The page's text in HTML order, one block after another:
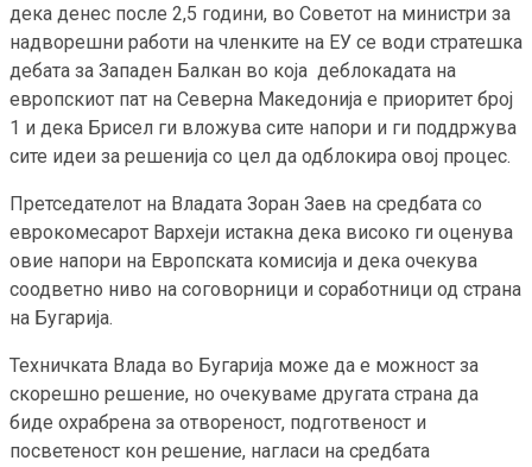
дека денес после 2,5 години, во Советот на министри за
надворешни работи на членките на ЕУ се води стратешка
дебата за Западен Балкан во која деблокадата на
европскиот пат на Северна Македонија е приоритет број
1 и дека Брисел ги вложува сите напори и ги поддржува
сите идеи за решенија со цел да одблокира овој процес.
Претседателот на Владата Зоран Заев на средбата со
еврокомесарот Вархеји истакна дека високо ги оценува
овие напори на Европската комисија и дека очекува
соодветно ниво на соговорници и соработници од страна
на Бугарија.
Техничката Влада во Бугарија може да е можност за
скорешно решение, но очекуваме другата страна да
биде охрабрена за отвореност, подготвеност и
посветеност кон решение, нагласи на средбата